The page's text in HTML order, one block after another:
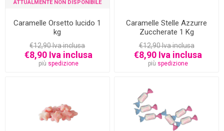
ATTUALMENTE NON DISPONIBILE
Caramelle Orsetto lucido 1
kg
€12,90 Iva inclusa
€8,90 Iva inclusa
più spedizione
Caramelle Stelle Azzurre
Zuccherate 1 Kg
€12,90 Iva inclusa
€8,90 Iva inclusa
più spedizione